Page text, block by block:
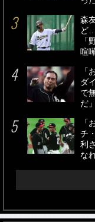
森
ど
「
喧
「
ダ
で
だ」
「
チ
利
な